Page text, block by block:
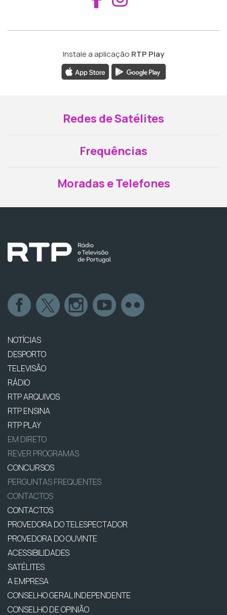
Instale a aplicação RTP Play
Redes de Satélites
Frequências
Moradas e Telefones
NOTÍCIAS
DESPORTO
TELEVISÃO
RÁDIO
RTP ARQUIVOS
RTP ENSINA
RTP PLAY
EM DIRETO
REVER PROGRAMAS
CONCURSOS
PERGUNTAS FREQUENTES
CONTACTOS
CONTACTOS
PROVEDORA DO TELESPECTADOR
PROVEDORA DO OUVINTE
ACESSIBILIDADES
SATÉLITES
A EMPRESA
CONSELHO GERAL INDEPENDENTE
CONSELHO DE OPINIÃO